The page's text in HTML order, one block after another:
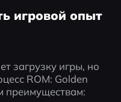
игровой опыт
загрузку игры, но
ROM: Golden
преимуществам: